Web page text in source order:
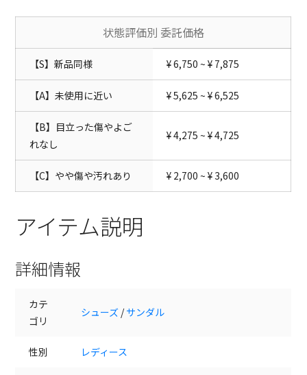
状態評価別 委託価格
【S】新品同様 ¥ 6,750 ~ ¥ 7,875
【A】未使用に近い ¥ 5,625 ~ ¥ 6,525
【B】目立った傷やよご
れなし
¥ 4,275 ~ ¥ 4,725
【C】やや傷や汚れあり ¥ 2,700 ~ ¥ 3,600
アイテム説明
詳細情報
カテ
ゴリ
シューズ /サンダル
性別 レディース